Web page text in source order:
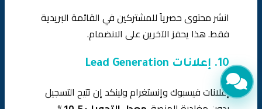
انشر محتوى حصرياً للمشتركين في القائمة البريدية
فقط. هذا يحفز الآخرين على الانضمام.
10. إعلانات Lead Generation
إعلانات فيسبوك وإنستغرام ولينكد إن تتيح التسجيل